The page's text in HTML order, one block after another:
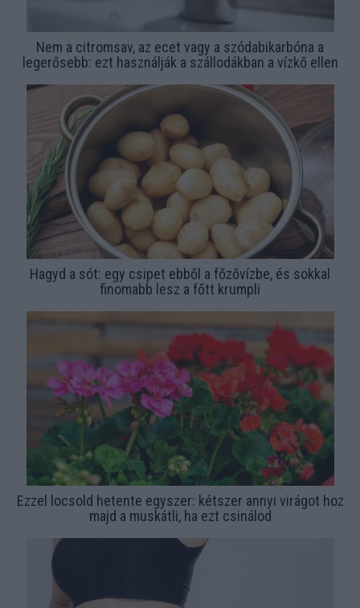
Nem a citromsav, az ecet vagy a szódabikarbóna a
legerősebb: ezt használják a szállodákban a vízkő ellen
Hagyd a sót: egy csipet ebből a főzővízbe, és sokkal
finomabb lesz a főtt krumpli
Ezzel locsold hetente egyszer: kétszer annyi virágot hoz
majd a muskátli, ha ezt csinálod